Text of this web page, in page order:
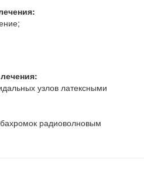
узлов латексными
радиоволновым